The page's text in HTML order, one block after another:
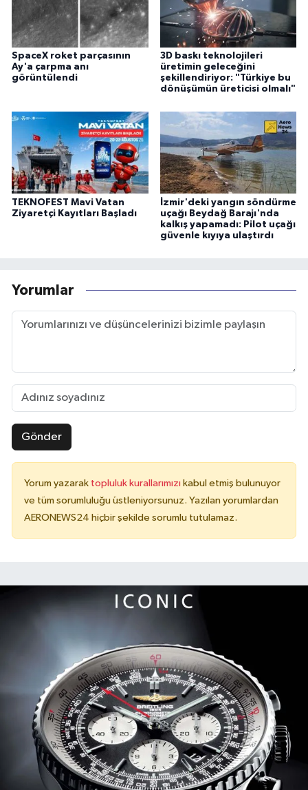
SpaceX roket parçasının
Ay'a çarpma anı
görüntülendi
3D baskı teknolojileri
üretimin geleceğini
şekillendiriyor: "Türkiye bu
dönüşümün üreticisi olmalı"
TEKNOFEST Mavi Vatan
Ziyaretçi Kayıtları Başladı
İzmir'deki yangın söndürme
uçağı Beydağ Barajı'nda
kalkış yapamadı: Pilot uçağı
güvenle kıyıya ulaştırdı
Yorumlar
Gönder
Yorum yazarak topluluk kurallarımızı kabul etmiş bulunuyor
ve tüm sorumluluğu üstleniyorsunuz. Yazılan yorumlardan
AERONEWS24 hiçbir şekilde sorumlu tutulamaz.